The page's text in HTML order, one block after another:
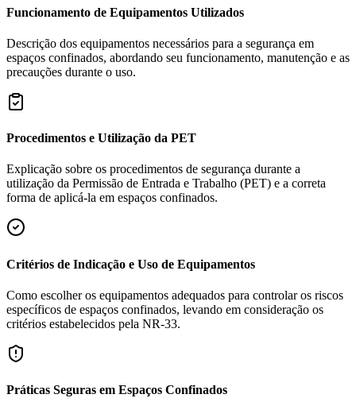
Funcionamento de Equipamentos Utilizados
Descrição dos equipamentos necessários para a segurança em
espaços confinados, abordando seu funcionamento, manutenção e as
precauções durante o uso.
Procedimentos e Utilização da PET
Explicação sobre os procedimentos de segurança durante a
utilização da Permissão de Entrada e Trabalho (PET) e a correta
forma de aplicá-la em espaços confinados.
Critérios de Indicação e Uso de Equipamentos
Como escolher os equipamentos adequados para controlar os riscos
específicos de espaços confinados, levando em consideração os
critérios estabelecidos pela NR-33.
Práticas Seguras em Espaços Confinados